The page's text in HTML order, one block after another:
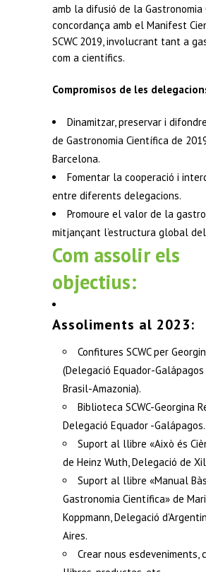
amb la difusió de la Gastronomia
concordança amb el Manifest
SCWC 2019, involucrant tant a
com a científics.
Compromisos de les
Dinamitzar, preservar i
de Gastronomia Científica de
Barcelona.
Fomentar la cooperació i
entre diferents delegacions.
Promoure el valor de la
mitjançant l’estructura global del
Com assolir els
objectius:
Assoliments al 2023:
Confitures SCWC per
(Delegació Equador-
Brasil-Amazonia).
Biblioteca SCWC-Georgina
Delegació Equador -Galápagos.
Suport al llibre «Això és
de Heinz Wuth, Delegació de
Suport al llibre «Manual
Gastronomia Científica» de
Koppmann, Delegació
Aires.
Crear nous esdeveniments,